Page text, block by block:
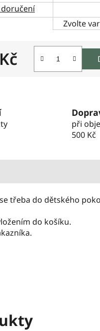
Zvolte
při
500 Kč
třeba do dětského
do košíku.